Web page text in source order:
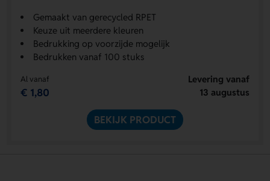
Gemaakt van gerecycled RPET
Keuze uit meerdere kleuren
Bedrukking op voorzijde mogelijk
Bedrukken vanaf 100 stuks
Al vanaf
€ 1,80
Levering vanaf
13 augustus
BEKIJK PRODUCT